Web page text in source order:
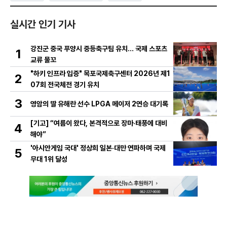
실시간 인기 기사
1
강진군 중국 푸양시 중등축구팀 유치… 국제 스포츠
교류 물꼬
2
"하키 인프라 입증" 목포국제축구센터 2026년 제1
07회 전국체전 경기 유치
3 영암의 딸 유해란 선수 LPGA 메이저 2연승 대기록
4
[기고] “여름이 왔다, 본격적으로 장마·태풍에 대비
해야”
5
'아시안게임 국대' 정상희 일본·대만 연파하며 국제
무대 1위 달성